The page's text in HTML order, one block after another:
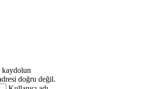
kaydolun
doğru değil.